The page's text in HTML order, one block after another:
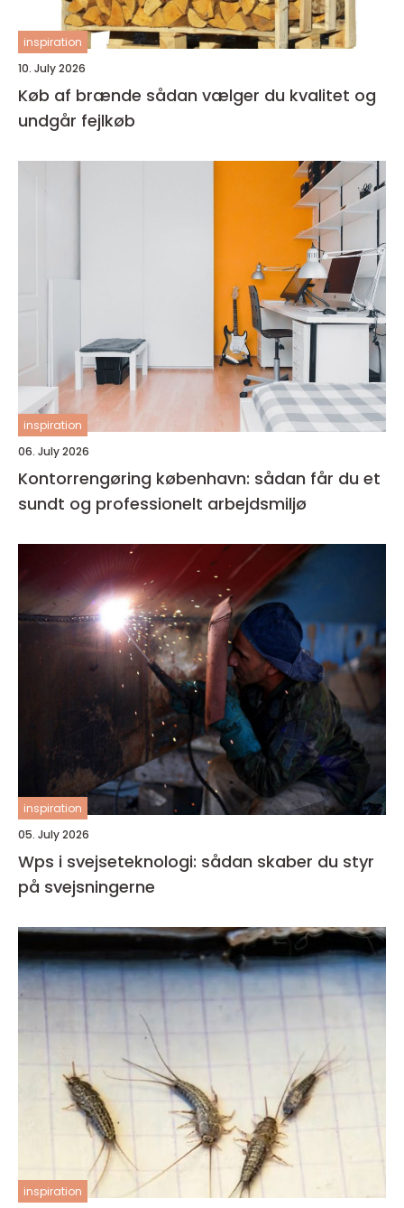
inspiration
10. July 2026
Køb af brænde sådan vælger du kvalitet og
undgår fejlkøb
inspiration
06. July 2026
Kontorrengøring københavn: sådan får du et
sundt og professionelt arbejdsmiljø
inspiration
05. July 2026
Wps i svejseteknologi: sådan skaber du styr
på svejsningerne
inspiration